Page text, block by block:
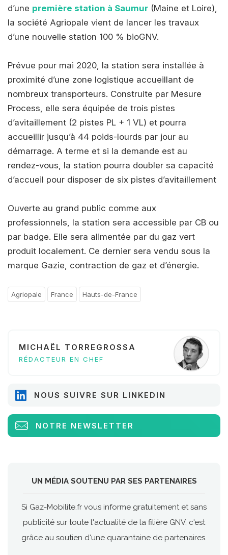
d’une première station à Saumur (Maine et Loire),
la société Agriopale vient de lancer les travaux
d’une nouvelle station 100 % bioGNV.
Prévue pour mai 2020, la station sera installée à
proximité d’une zone logistique accueillant de
nombreux transporteurs. Construite par Mesure
Process, elle sera équipée de trois pistes
d’avitaillement (2 pistes PL + 1 VL) et pourra
accueillir jusqu’à 44 poids-lourds par jour au
démarrage. A terme et si la demande est au
rendez-vous, la station pourra doubler sa capacité
d’accueil pour disposer de six pistes d’avitaillement
Ouverte au grand public comme aux
professionnels, la station sera accessible par CB ou
par badge. Elle sera alimentée par du gaz vert
produit localement. Ce dernier sera vendu sous la
marque Gazie, contraction de gaz et d’énergie.
Agriopale France Hauts-de-France
MICHAËL TORREGROSSA
RÉDACTEUR EN CHEF
NOUS SUIVRE SUR LINKEDIN
NOTRE NEWSLETTER
UN MÉDIA SOUTENU PAR SES PARTENAIRES
Si Gaz-Mobilite.fr vous informe gratuitement et sans
publicité sur toute l'actualité de la filière GNV, c'est
grâce au soutien d'une quarantaine de partenaires.